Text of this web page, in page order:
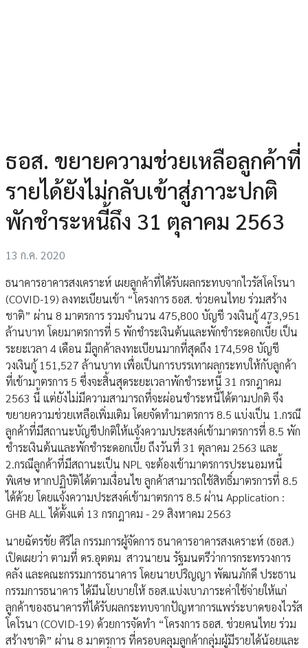
ธอส. ขยายความช่วยเหลือลูกค้าที่
รายได้ยังไม่กลับเข้าสู่ภาวะปกติ
พักชำระหนี้ถึง 31 ตุลาคม 2563
13 ก.ค. 2020
ธนาคารอาคารสงเคราะห์ เผยลูกค้าที่ได้รับผลกระทบจากไวรัสโคโรนา
(COVID-19) ลงทะเบียนเข้า “โครงการ ธอส. ช่วยคนไทย ร่วมสร้าง
ชาติ” ผ่าน 8 มาตรการ รวมจำนวน 475,800 บัญชี วงเงินกู้ 473,951
ล้านบาท โดยมาตรการที่ 5 พักชำระเงินต้นและพักชำระดอกเบี้ย เป็น
ระยะเวลา 4 เดือน มีลูกค้าลงทะเบียนมากที่สุดถึง 174,598 บัญชี
วงเงินกู้ 151,527 ล้านบาท เพื่อเป็นการบรรเทาผลกระทบให้กับลูกค้า
ที่เข้ามาตรการ 5 ซึ่งจะสิ้นสุดระยะเวลาพักชำระหนี้ 31 กรกฎาคม
2563 นี้ แต่ยังไม่มีความสามารถที่จะผ่อนชำระหนี้ได้ตามปกติ จึง
ขยายความช่วยเหลือเพิ่มเติม โดยจัดทำมาตรการ 8.5 แบ่งเป็น 1.กรณี
ลูกค้าที่มีสถานะบัญชีปกติให้แจ้งความประสงค์เข้ามาตรการที่ 8.5 พัก
ชำระเงินต้นและพักชำระดอกเบี้ย ถึงวันที่ 31 ตุลาคม 2563 และ
2.กรณีลูกค้าที่มีสถานะเป็น NPL จะต้องเข้ามาตรการประนอมหนี้
พิเศษ หากปฏิบัติได้ตามเงื่อนไข ลูกค้าสามารถใช้สิทธิ์มาตรการที่ 8.5
ได้ด้วย โดยแจ้งความประสงค์เข้ามาตรการ 8.5 ผ่าน Application :
GHB ALL ได้ตั้งแต่ 13 กรกฎาคม - 29 สิงหาคม 2563
นายฉัตรชัย ศิริไล กรรมการผู้จัดการ ธนาคารอาคารสงเคราะห์ (ธอส.)
เปิดเผยว่า ตามที่ ดร.อุตตม สาวนายน รัฐมนตรีว่าการกระทรวงการ
คลัง และคณะกรรมการธนาคาร โดยนายปริญญา พัฒนภักดี ประธาน
กรรมการธนาคาร ได้มีนโยบายให้ ธอส.แบ่งเบาภาระค่าใช้จ่ายให้แก่
ลูกค้าของธนาคารที่ได้รับผลกระทบจากปัญหาการแพร่ระบาดของไวรัส
โคโรนา (COVID-19) ด้วยการจัดทำ “โครงการ ธอส. ช่วยคนไทย ร่วม
สร้างชาติ” ผ่าน 8 มาตรการ ที่ครอบคลุมลูกค้ากลุ่มผู้มีรายได้น้อยและ